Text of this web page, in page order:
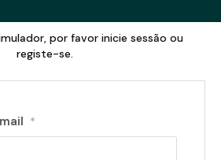
por favor inicie sessão ou
registe-se.
*